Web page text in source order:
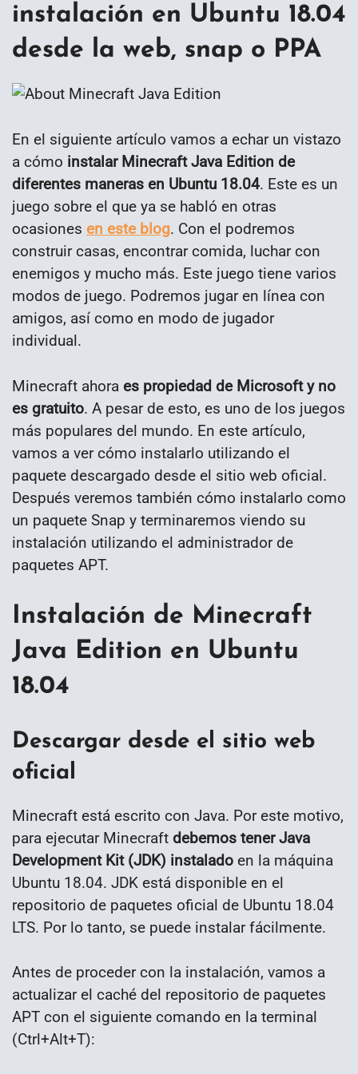
instalación en Ubuntu 18.04
desde la web, snap o PPA
En el siguiente artículo vamos a echar un vistazo
a cómo instalar Minecraft Java Edition de
diferentes maneras en Ubuntu 18.04. Este es un
juego sobre el que ya se habló en otras
ocasiones en este blog. Con el podremos
construir casas, encontrar comida, luchar con
enemigos y mucho más. Este juego tiene varios
modos de juego. Podremos jugar en línea con
amigos, así como en modo de jugador
individual.
Minecraft ahora es propiedad de Microsoft y no
es gratuito. A pesar de esto, es uno de los juegos
más populares del mundo. En este artículo,
vamos a ver cómo instalarlo utilizando el
paquete descargado desde el sitio web oficial.
Después veremos también cómo instalarlo como
un paquete Snap y terminaremos viendo su
instalación utilizando el administrador de
paquetes APT.
Instalación de Minecraft
Java Edition en Ubuntu
18.04
Descargar desde el sitio web
oficial
Minecraft está escrito con Java. Por este motivo,
para ejecutar Minecraft debemos tener Java
Development Kit (JDK) instalado en la máquina
Ubuntu 18.04. JDK está disponible en el
repositorio de paquetes oficial de Ubuntu 18.04
LTS. Por lo tanto, se puede instalar fácilmente.
Antes de proceder con la instalación, vamos a
actualizar el caché del repositorio de paquetes
APT con el siguiente comando en la terminal
(Ctrl+Alt+T):